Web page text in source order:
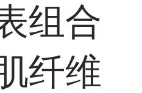
组合
纤维